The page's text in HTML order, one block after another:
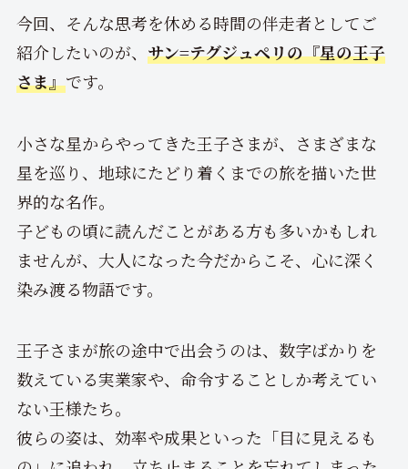
今回、そんな思考を休める時間の伴走者としてご
紹介したいのが、 サン=テグジュペリの『星の王子
さま』です。
小さな星からやってきた王子さまが、さまざまな
星を巡り、地球にたどり着くまでの旅を描いた世
界的な名作。
子どもの頃に読んだことがある方も多いかもしれ
ませんが、大人になった今だからこそ、心に深く
染み渡る物語です。
王子さまが旅の途中で出会うのは、数字ばかりを
数えている実業家や、命令することしか考えてい
ない王様たち。
彼らの姿は、効率や成果といった「目に見えるも